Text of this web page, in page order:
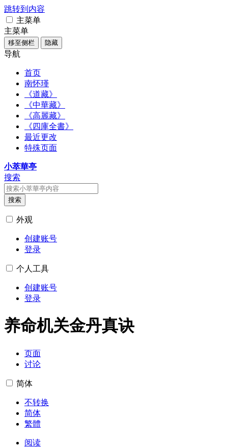
跳转到内容
主菜单
主菜单
移至侧栏 隐藏
导航
首页
南怀瑾
《道藏》
《中華藏》
《高麗藏》
《四庫全書》
最近更改
特殊页面
小萃華亭
搜索
搜索
外观
创建账号
登录
个人工具
创建账号
登录
养命机关金丹真诀
页面
讨论
简体
不转换
简体
繁體
阅读